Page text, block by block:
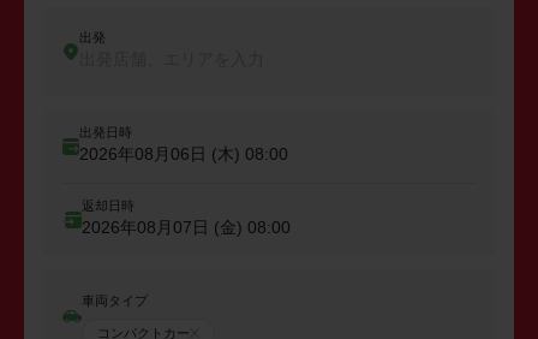
出発
出発日時
2026年08月06日 (木) 08:00
返却日時
2026年08月07日 (金) 08:00
車両タイプ
コンパクトカー